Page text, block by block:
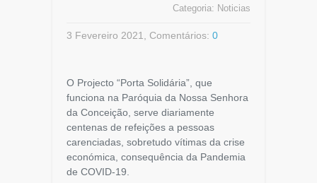
Categoria: Noticias
3 Fevereiro 2021, Comentários: 0
O Projecto “Porta Solidária”, que
funciona na Paróquia da Nossa Senhora
da Conceição, serve diariamente
centenas de refeições a pessoas
carenciadas, sobretudo vítimas da crise
económica, consequência da Pandemia
de COVID-19.